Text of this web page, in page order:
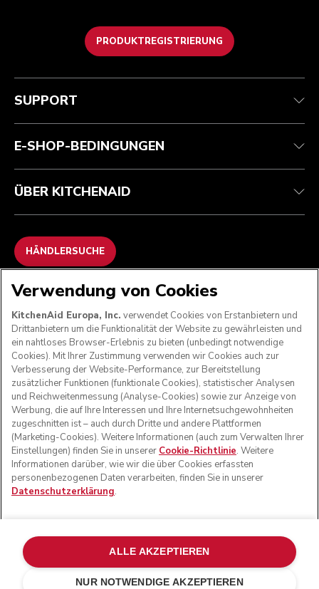
PRODUKTREGISTRIERUNG
Kundenservice
Garantie und Dokumente
Kontaktieren Sie uns.
Teilnahmebedingungen
Rückgaben und Erstattungen
Impressum
ODR
Die Marke
Händlersuche
SUPPORT
E-SHOP-BEDINGUNGEN
ÜBER KITCHENAID
HÄNDLERSUCHE
WIR AKZEPTIEREN
FOLGEN SIE UNS
und das Design der Küchenmaschine sind eingetragene
Marken in den USA und in anderen Ländern.
Meine cookies verwalten Datenschutzerklärung
Verwendung von Cookies
KitchenAid Europa, Inc. verwendet Cookies von Erstanbietern und
Drittanbietern um die Funktionalität der Website zu gewährleisten und
ein nahtloses Browser-Erlebnis zu bieten (unbedingt notwendige
Cookies). Mit Ihrer Zustimmung verwenden wir Cookies auch zur
Verbesserung der Website-Performance, zur Bereitstellung
zusätzlicher Funktionen (funktionale Cookies), statistischer Analysen
und Reichweitenmessung (Analyse-Cookies) sowie zur Anzeige von
Werbung, die auf Ihre Interessen und Ihre Internetsuchgewohnheiten
zugeschnitten ist – auch durch Dritte und andere Plattformen
(Marketing-Cookies). Weitere Informationen (auch zum Verwalten Ihrer
Einstellungen) finden Sie in unserer Cookie-Richtlinie. Weitere
Informationen darüber, wie wir die über Cookies erfassten
personenbezogenen Daten verarbeiten, finden Sie in unserer
Datenschutzerklärung.
NUR NOTWENDIGE AKZEPTIEREN
ALLE AKZEPTIEREN